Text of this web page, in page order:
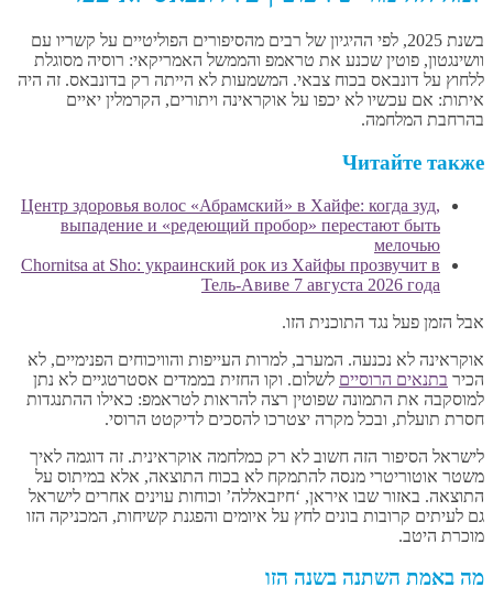
בשנת 2025, לפי ההיגיון של רבים מהסיפורים הפוליטיים על קשריו עם
וושינגטון, פוטין שכנע את טראמפ והממשל האמריקאי: רוסיה מסוגלת
ללחוץ על דונבאס בכוח צבאי. המשמעות לא הייתה רק בדונבאס. זה היה
איתות: אם עכשיו לא יכפו על אוקראינה ויתורים, הקרמלין יאיים
בהרחבת המלחמה.
Читайте также
Центр здоровья волос «Абрaмский» в Хайфе: когда зуд,
выпадение и «редеющий пробор» перестают быть
мелочью
Chornitsa at Sho: украинский рок из Хайфы прозвучит в
Тель-Авиве 7 августа 2026 года
אבל הזמן פעל נגד התוכנית הזו.
אוקראינה לא נכנעה. המערב, למרות העייפות והוויכוחים הפנימיים, לא
הכיר בתנאים הרוסיים לשלום. וקו החזית בממדים אסטרטגיים לא נתן
למוסקבה את התמונה שפוטין רצה להראות לטראמפ: כאילו ההתנגדות
חסרת תועלת, ובכל מקרה יצטרכו להסכים לדיקטט הרוסי.
לישראל הסיפור הזה חשוב לא רק כמלחמה אוקראינית. זה דוגמה לאיך
משטר אוטוריטרי מנסה להתמקח לא בכוח התוצאה, אלא במיתוס על
התוצאה. באזור שבו איראן, ‘חיזבאללה’ וכוחות עוינים אחרים לישראל
גם לעיתים קרובות בונים לחץ על איומים והפגנת קשיחות, המכניקה הזו
מוכרת היטב.
מה באמת השתנה בשנה הזו